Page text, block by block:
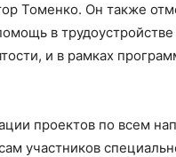
Томенко. Он также
в
и в рамках
проектов по всем
участников